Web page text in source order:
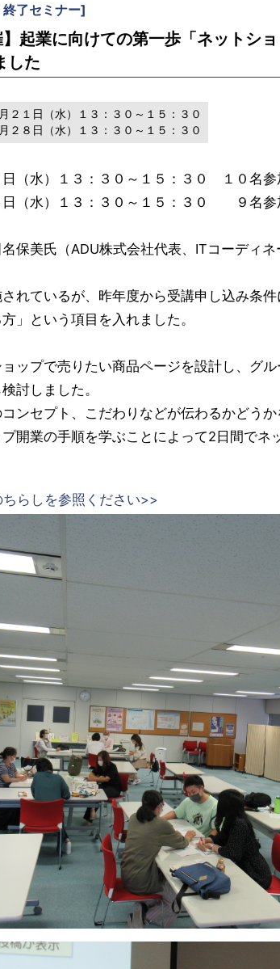
終了セミナー]
起業に向けての第一歩「ネットシ
した
２１日（水）１３：３０～１５：３０
２８日（水）１３：３０～１５：３０
日（水）１３：３０～１５：３０ １０名参
日（水）１３：３０～１５：３０ ９名参
（ADU株式会社代表、ITコーディネー
れているが、昨年度から受講申し込み条
」という項目を入れました。
ップで売りたい商品ページを設計し、グ
討しました。
ンセプト、こだわりなどが伝わるかどう
開業の手順を学ぶことによって2日間でネ
らしを参照ください>>